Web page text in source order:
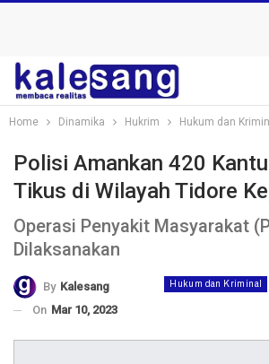
Home Dinamika Hukrim Hukum dan
Polisi Amankan 420
Tikus di Wilayah Tidore
Operasi Penyakit Masyarakat
Dilaksanakan
Hukum dan Kriminal
By Kalesang
On Mar 10, 2023